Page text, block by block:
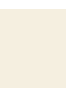
Kalender